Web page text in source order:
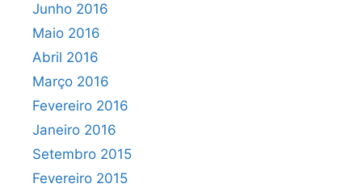
Junho 2016
Maio 2016
Abril 2016
Março 2016
Fevereiro 2016
Janeiro 2016
Setembro 2015
Fevereiro 2015